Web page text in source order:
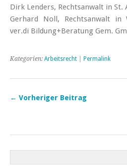
Dirk Lenders, Rechtsanwalt in St.
Gerhard Noll, Rechtsanwalt in
ver.di Bildung+Beratung Gem.
Kategorien: Arbeitsrecht Permalink
← Vorheriger Beitrag